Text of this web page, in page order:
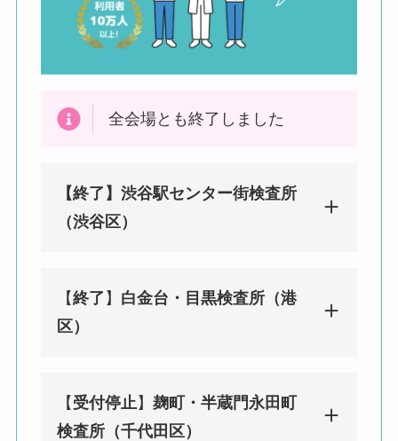
全会場とも終了しました
【終了】渋谷駅センター街検査所
（渋谷区）
アルビル1F
渋谷駅徒歩２分／神泉駅徒歩 8 分
【終了 】 白金台・目黒検査所（港
区）
みんなのPCR 白金台・目黒検査所
【 受付停止 】 麹町・半蔵門永田町
検査所（千代田区）